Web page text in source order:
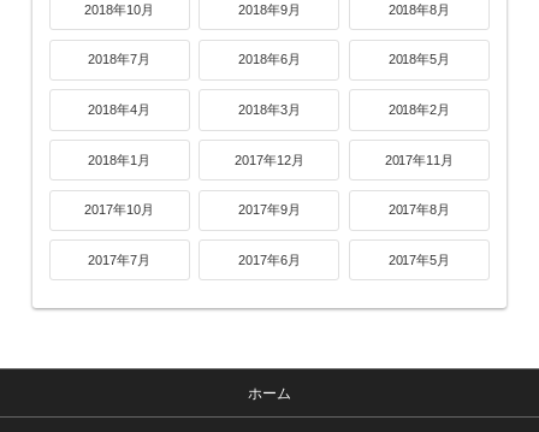
2018年10月 2018年9月 2018年8月
2018年7月 2018年6月 2018年5月
2018年4月 2018年3月 2018年2月
2018年1月 2017年12月 2017年11月
2017年10月 2017年9月 2017年8月
2017年7月 2017年6月 2017年5月
ホーム